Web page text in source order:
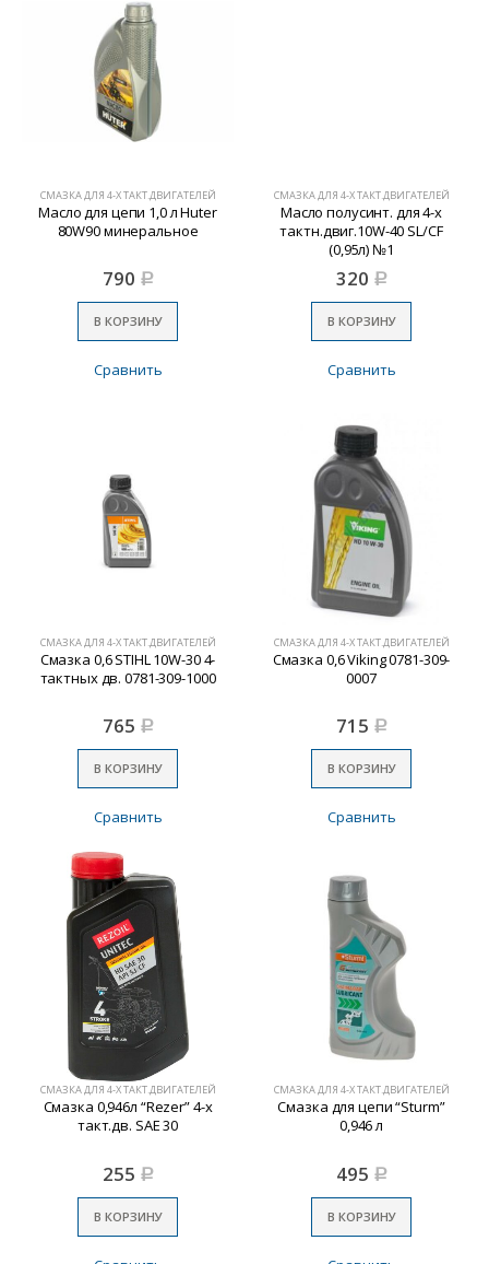
СМАЗКА ДЛЯ 4-Х ТАКТ.ДВИГАТЕЛЕЙ
Масло для цепи 1,0 л Huter
80W90 минеральное
790 Р
В КОРЗИНУ
Сравнить
СМАЗКА ДЛЯ 4-Х ТАКТ.ДВИГАТЕЛЕЙ
Масло полусинт. для 4-х
тактн.двиг.10W-40 SL/CF
(0,95л) №1
320 Р
В КОРЗИНУ
Сравнить
СМАЗКА ДЛЯ 4-Х ТАКТ.ДВИГАТЕЛЕЙ
Смазка 0,6 STIHL 10W-30 4-
тактных дв. 0781-309-1000
765 Р
В КОРЗИНУ
Сравнить
СМАЗКА ДЛЯ 4-Х ТАКТ.ДВИГАТЕЛЕЙ
Смазка 0,6 Viking 0781-309-
0007
715 Р
В КОРЗИНУ
Сравнить
СМАЗКА ДЛЯ 4-Х ТАКТ.ДВИГАТЕЛЕЙ
Смазка 0,946л “Rezer” 4-х
такт.дв. SAE 30
255 Р
В КОРЗИНУ
СМАЗКА ДЛЯ 4-Х ТАКТ.ДВИГАТЕЛЕЙ
Смазка для цепи “Sturm”
0,946 л
495 Р
В КОРЗИНУ